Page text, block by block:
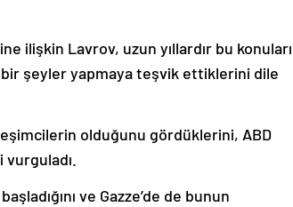
ilişkin Lavrov, uzun yıllardır bu konuları
bir şeyler yapmaya teşvik ettiklerini dile
olduğunu gördüklerini, ABD
ve Gazze’de de bunun